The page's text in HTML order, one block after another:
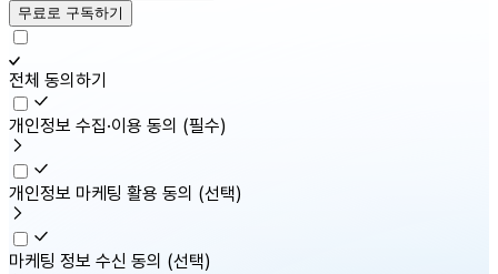
무료로 구독하기
전체 동의하기
개인정보 수집·이용 동의 (필수)
개인정보 마케팅 활용 동의 (선택)
마케팅 정보 수신 동의 (선택)